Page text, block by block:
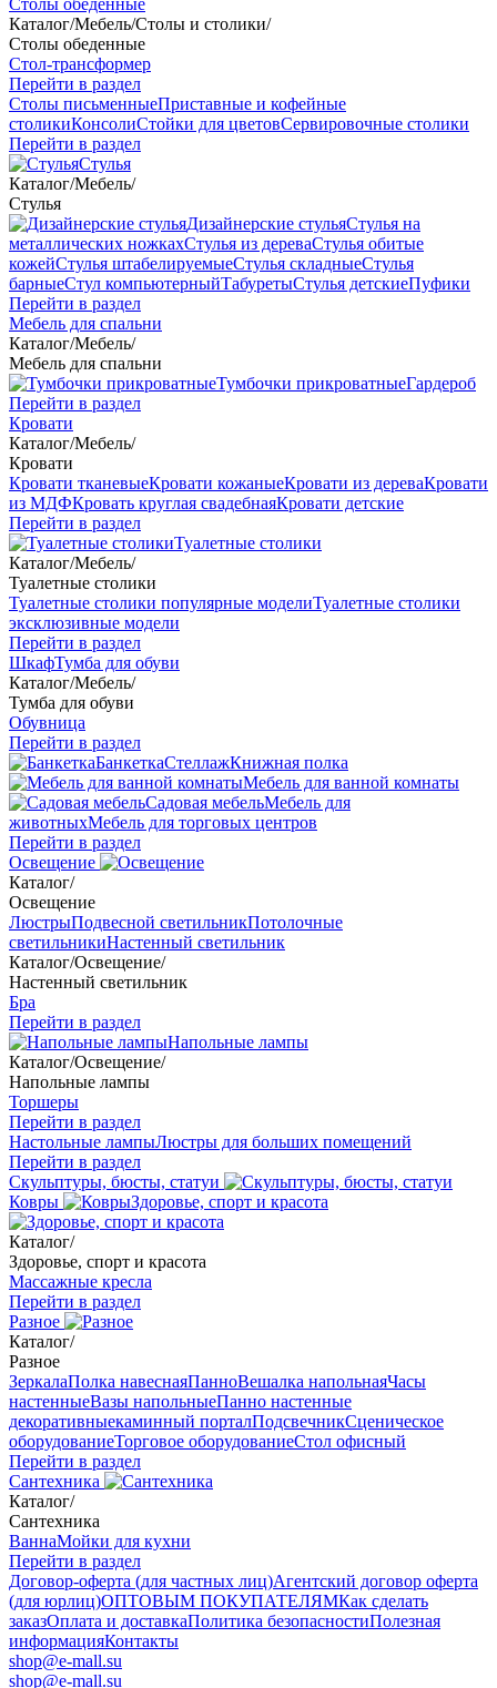
Столы обеденные
Каталог/Мебель/Столы и столики/
Столы обеденные
Стол-трансформер
Перейти в раздел
Столы письменныеПриставные и кофейные
столикиКонсолиСтойки для цветовСервировочные столики
Перейти в раздел
Стулья
Каталог/Мебель/
Стулья
Дизайнерские стульяСтулья на
металлических ножкахСтулья из дереваСтулья обитые
кожейСтулья штабелируемыеСтулья складныеСтулья
барныеСтул компьютерныйТабуретыСтулья детскиеПуфики
Перейти в раздел
Мебель для спальни
Каталог/Мебель/
Мебель для спальни
Тумбочки прикроватныеГардероб
Перейти в раздел
Кровати
Каталог/Мебель/
Кровати
Кровати тканевыеКровати кожаныеКровати из дереваКровати
из МДФКровать круглая свадебнаяКровати детские
Перейти в раздел
Туалетные столики
Каталог/Мебель/
Туалетные столики
Туалетные столики популярные моделиТуалетные столики
эксклюзивные модели
Перейти в раздел
ШкафТумба для обуви
Каталог/Мебель/
Тумба для обуви
Обувница
Перейти в раздел
БанкеткаСтеллажКнижная полка
Мебель для ванной комнаты
Садовая мебельМебель для
животныхМебель для торговых центров
Перейти в раздел
Освещение
Каталог/
Освещение
ЛюстрыПодвесной светильникПотолочные
светильникиНастенный светильник
Каталог/Освещение/
Настенный светильник
Бра
Перейти в раздел
Напольные лампы
Каталог/Освещение/
Напольные лампы
Торшеры
Перейти в раздел
Настольные лампыЛюстры для больших помещений
Перейти в раздел
Скульптуры, бюсты, статуи
Ковры
Здоровье, спорт и красота
Каталог/
Здоровье, спорт и красота
Массажные кресла
Перейти в раздел
Разное
Каталог/
Разное
ЗеркалаПолка навеснаяПанноВешалка напольнаяЧасы
настенныеВазы напольныеПанно настенные
декоративныекаминный порталПодсвечникСценическое
оборудованиеТорговое оборудованиеСтол офисный
Перейти в раздел
Сантехника
Каталог/
Сантехника
ВаннаМойки для кухни
Перейти в раздел
Договор-оферта (для частных лиц)Агентский договор оферта
(для юрлиц)ОПТОВЫМ ПОКУПАТЕЛЯМКак сделать
заказОплата и доставкаПолитика безопасностиПолезная
информацияКонтакты
shop@e-mall.su
shop@e-mall.su